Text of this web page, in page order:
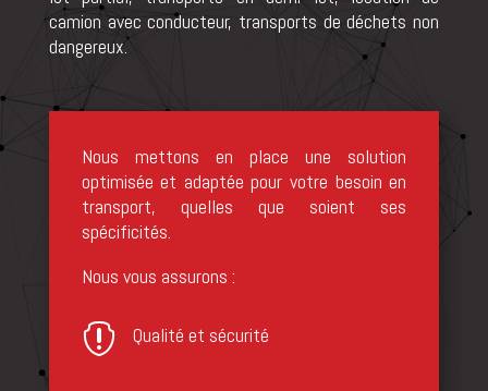
camion avec conducteur, transports de déchets non
dangereux.
Nous mettons en place une solution
optimisée et adaptée pour votre besoin en
transport, quelles que soient ses
spécificités.
Nous vous assurons :
 Qualité et sécurité